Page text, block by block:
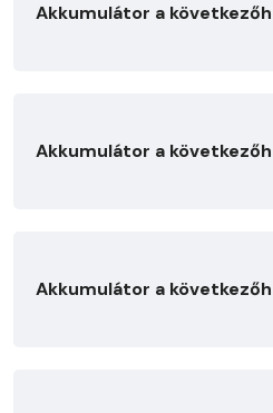
Akkumulátor a
Akkumulátor a
Akkumulátor a